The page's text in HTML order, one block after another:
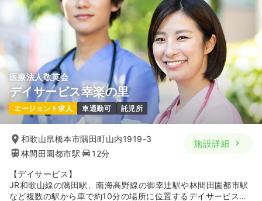
医療法人敬英会
デイサービス幸楽の里
エージェント求人 車通勤可 託児所
和歌山県橋本市隅田町山内1919-3
林間田園都市駅
12分
施設詳細
【デイサービス】
JR和歌山線の隅田駅、南海高野線の御幸辻駅や林間田園都市駅
など複数の駅から車で約10分の場所に位置するデイサービスセ